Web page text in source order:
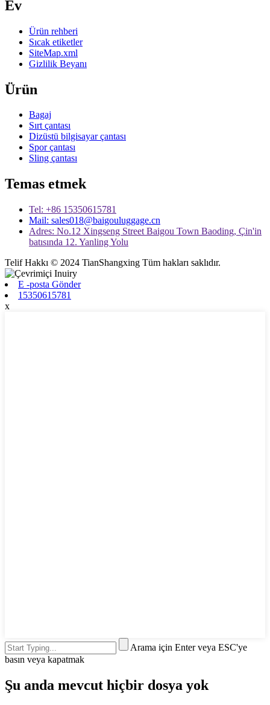
Ev
Ürün rehberi
Sıcak etiketler
SiteMap.xml
Gizlilik Beyanı
Ürün
Bagaj
Sırt çantası
Dizüstü bilgisayar çantası
Spor çantası
Sling çantası
Temas etmek
Tel: +86 15350615781
Mail: sales018@baigouluggage.cn
Adres: No.12 Xingseng Street Baigou Town Baoding, Çin'in
batısında 12. Yanling Yolu
Telif Hakkı © 2024 TianShangxing Tüm hakları saklıdır.
E -posta Gönder
15350615781
x
Arama için Enter veya ESC'ye
basın veya kapatmak
Şu anda mevcut hiçbir dosya yok